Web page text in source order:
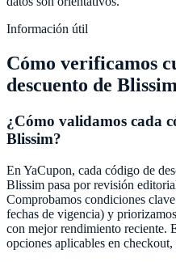
Información útil
Cómo verificamos
descuento de
¿Cómo validamos cada
Blissim?
En YaCupon, cada código de
Blissim pasa por revisión
Comprobamos condiciones
fechas de vigencia) y
con mejor rendimiento reciente.
opciones aplicables en